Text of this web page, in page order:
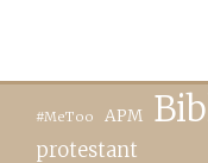
#MeToo APM
protestant